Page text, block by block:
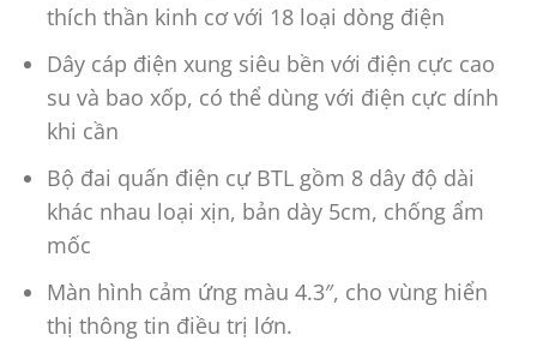
thích thần kinh cơ với 18 loại dòng điện
Dây cáp điện xung siêu bền với điện cực cao
su và bao xốp, có thể dùng với điện cực dính
khi cần
Bộ đai quấn điện cự BTL gồm 8 dây độ dài
khác nhau loại xịn, bản dày 5cm, chống ẩm
mốc
Màn hình cảm ứng màu 4.3″, cho vùng hiển
thị thông tin điều trị lớn.